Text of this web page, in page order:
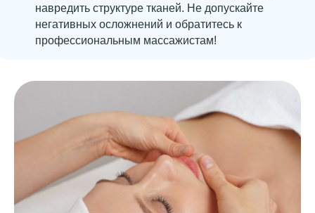
навредить структуре тканей. Не допускайте
негативных осложнений и обратитесь к
профессиональным массажистам!
Записаться
сохраните свою
вместе с Oval